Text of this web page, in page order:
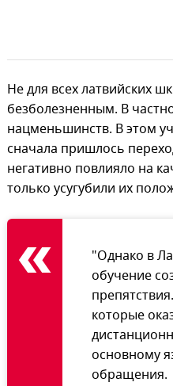
Не для всех латвийских
безболезненным. В
нацменьшинств. В этом
сначала пришлось
негативно повлияло на
только усугубили их
"Однако в
обучение
которые
основному
обращения.